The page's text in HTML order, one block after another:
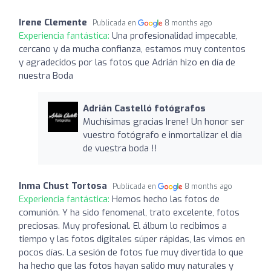
Irene Clemente Publicada en 8 months ago
Experiencia fantástica: Una profesionalidad impecable,
cercano y da mucha confianza, estamos muy contentos
y agradecidos por las fotos que Adrián hizo en día de
nuestra Boda
Adrián Castelló fotógrafos
Muchísimas gracias Irene! Un honor ser
vuestro fotógrafo e inmortalizar el día
de vuestra boda !!
Inma Chust Tortosa Publicada en 8 months ago
Experiencia fantástica: Hemos hecho las fotos de
comunión. Y ha sido fenomenal, trato excelente, fotos
preciosas. Muy profesional. El álbum lo recibimos a
tiempo y las fotos digitales súper rápidas, las vimos en
pocos días. La sesión de fotos fue muy divertida lo que
ha hecho que las fotos hayan salido muy naturales y